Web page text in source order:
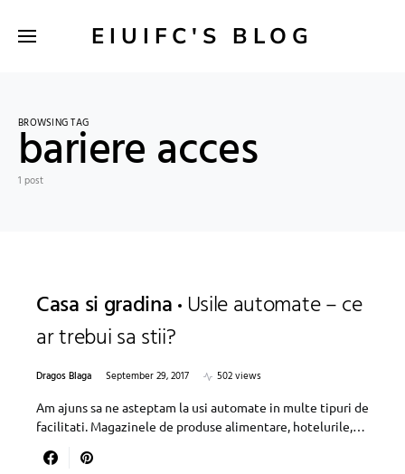
EIUIFC'S BLOG
BROWSING TAG
bariere acces
1 post
Casa si gradina Usile automate – ce
ar trebui sa stii?
Dragos Blaga September 29, 2017
502 views
Am ajuns sa ne asteptam la usi automate in multe tipuri de
facilitati. Magazinele de produse alimentare, hotelurile,…